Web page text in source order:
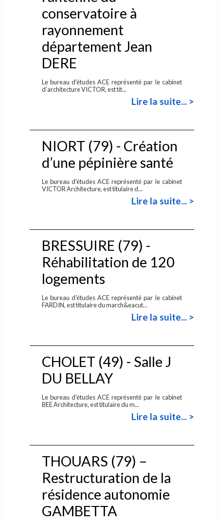
conservatoire à
rayonnement
département Jean
DERE
Le bureau d'études ACE représenté par le cabinet
d’architecture VICTOR, est tit...
Lire la suite... >
NIORT (79) - Création
d’une pépinière santé
Le bureau d'études ACE représenté par le cabinet
VICTOR Architecture, est titulaire d...
Lire la suite... >
BRESSUIRE (79) -
Réhabilitation de 120
logements
Le bureau d'études ACE représenté par le cabinet
FARDIN, est titulaire du march&eacut...
Lire la suite... >
CHOLET (49) - Salle J
DU BELLAY
Le bureau d'études ACE représenté par le cabinet
BEE Architecture, est titulaire du m...
Lire la suite... >
THOUARS (79) –
Restructuration de la
résidence autonomie
GAMBETTA